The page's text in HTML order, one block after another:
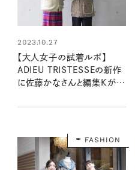
2023.10.27
【大人女子の試着ルポ】
ADIEU TRISTESSEの新作
に佐藤かなさんと編集Kがト
FASHION